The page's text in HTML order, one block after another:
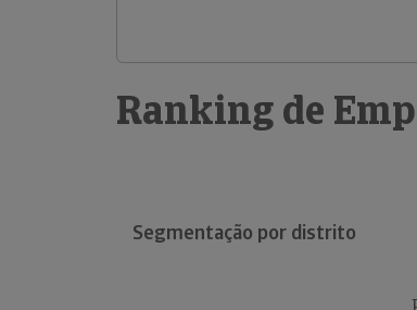
Ranking de
Segmentação por distrito